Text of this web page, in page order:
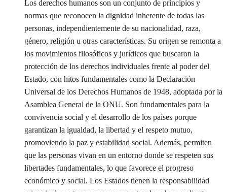
Los derechos humanos son un conjunto de principios y
normas que reconocen la dignidad inherente de todas las
personas, independientemente de su nacionalidad, raza,
género, religión u otras características. Su origen se remonta a
los movimientos filosóficos y jurídicos que buscaron la
protección de los derechos individuales frente al poder del
Estado, con hitos fundamentales como la Declaración
Universal de los Derechos Humanos de 1948, adoptada por la
Asamblea General de la ONU. Son fundamentales para la
convivencia social y el desarrollo de los países porque
garantizan la igualdad, la libertad y el respeto mutuo,
promoviendo la paz y estabilidad social. Además, permiten
que las personas vivan en un entorno donde se respeten sus
libertades fundamentales, lo que favorece el progreso
económico y social. Los Estados tienen la responsabilidad